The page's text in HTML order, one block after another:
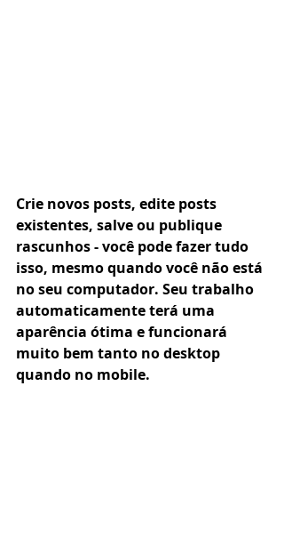
Crie novos posts, edite posts
existentes, salve ou publique
rascunhos - você pode fazer tudo
isso, mesmo quando você não está
no seu computador. Seu trabalho
automaticamente terá uma
aparência ótima e funcionará
muito bem tanto no desktop
quando no mobile.